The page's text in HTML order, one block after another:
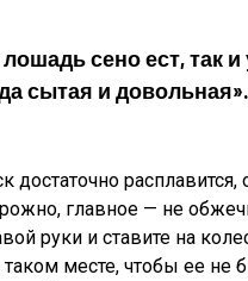
лошадь сено ест, так
сытая и довольная».
достаточно
главное — не
руки и ставите на
месте, чтобы ее не